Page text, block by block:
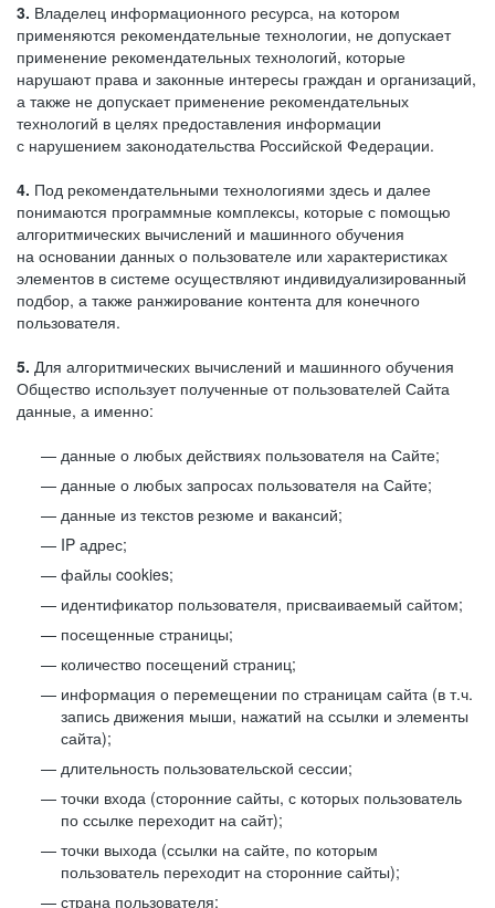
3. Владелец информационного ресурса, на котором
применяются рекомендательные технологии, не допускает
применение рекомендательных технологий, которые
нарушают права и законные интересы граждан и организаций,
а также не допускает применение рекомендательных
технологий в целях предоставления информации
с нарушением законодательства Российской Федерации.
4. Под рекомендательными технологиями здесь и далее
понимаются программные комплексы, которые с помощью
алгоритмических вычислений и машинного обучения
на основании данных о пользователе или характеристиках
элементов в системе осуществляют индивидуализированный
подбор, а также ранжирование контента для конечного
пользователя.
5. Для алгоритмических вычислений и машинного обучения
Общество использует полученные от пользователей Сайта
данные, а именно:
данные о любых действиях пользователя на Сайте;
данные о любых запросах пользователя на Сайте;
данные из текстов резюме и вакансий;
IP адрес;
файлы cookies;
идентификатор пользователя, присваиваемый сайтом;
посещенные страницы;
количество посещений страниц;
информация о перемещении по страницам сайта (в т.ч.
запись движения мыши, нажатий на ссылки и элементы
сайта);
длительность пользовательской сессии;
точки входа (сторонние сайты, с которых пользователь
по ссылке переходит на сайт);
точки выхода (ссылки на сайте, по которым
пользователь переходит на сторонние сайты);
страна пользователя;